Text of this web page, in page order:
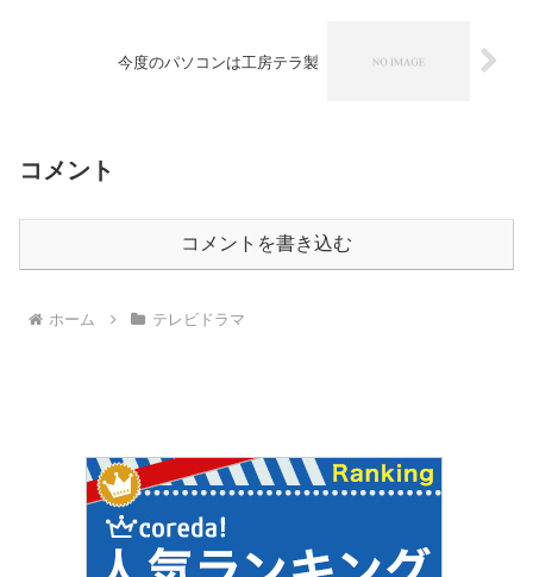
今度のパソコンは工房テラ製
コメント
コメントを書き込む
ホーム テレビドラマ